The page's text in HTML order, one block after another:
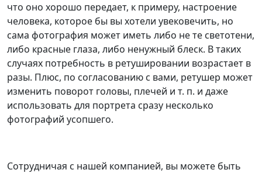
что оно хорошо передает, к примеру, настроение
человека, которое бы вы хотели увековечить, но
сама фотография может иметь либо не те светотени,
либо красные глаза, либо ненужный блеск. В таких
случаях потребность в ретушировании возрастает в
разы. Плюс, по согласованию с вами, ретушер может
изменить поворот головы, плечей и т. п. и даже
использовать для портрета сразу несколько
фотографий усопшего.
Сотрудничая с нашей компанией, вы можете быть